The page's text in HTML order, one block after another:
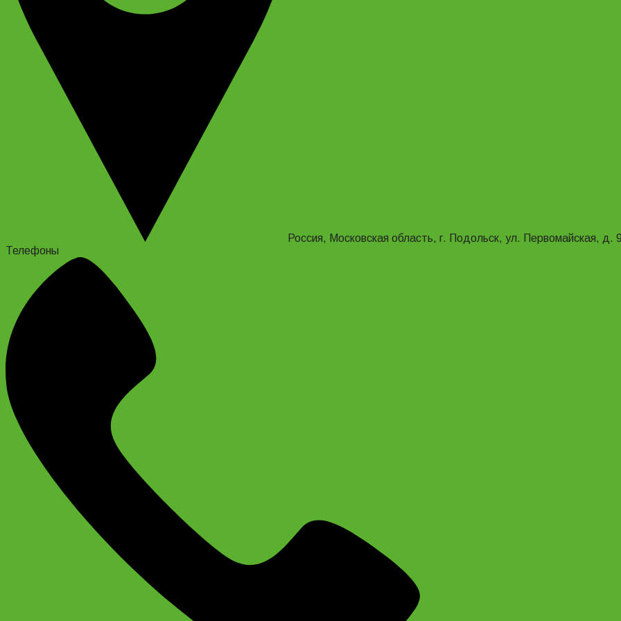
Россия, Московская область, г. Подольск, ул. Первомайская, д.
Телефоны